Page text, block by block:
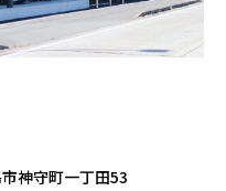
神守町一丁田53